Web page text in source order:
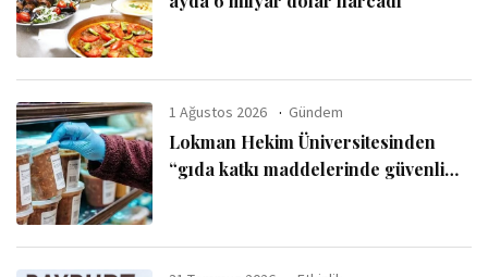
1 Ağustos 2026 Gündem
Lokman Hekim Üniversitesinden
“gıda katkı maddelerinde güvenli